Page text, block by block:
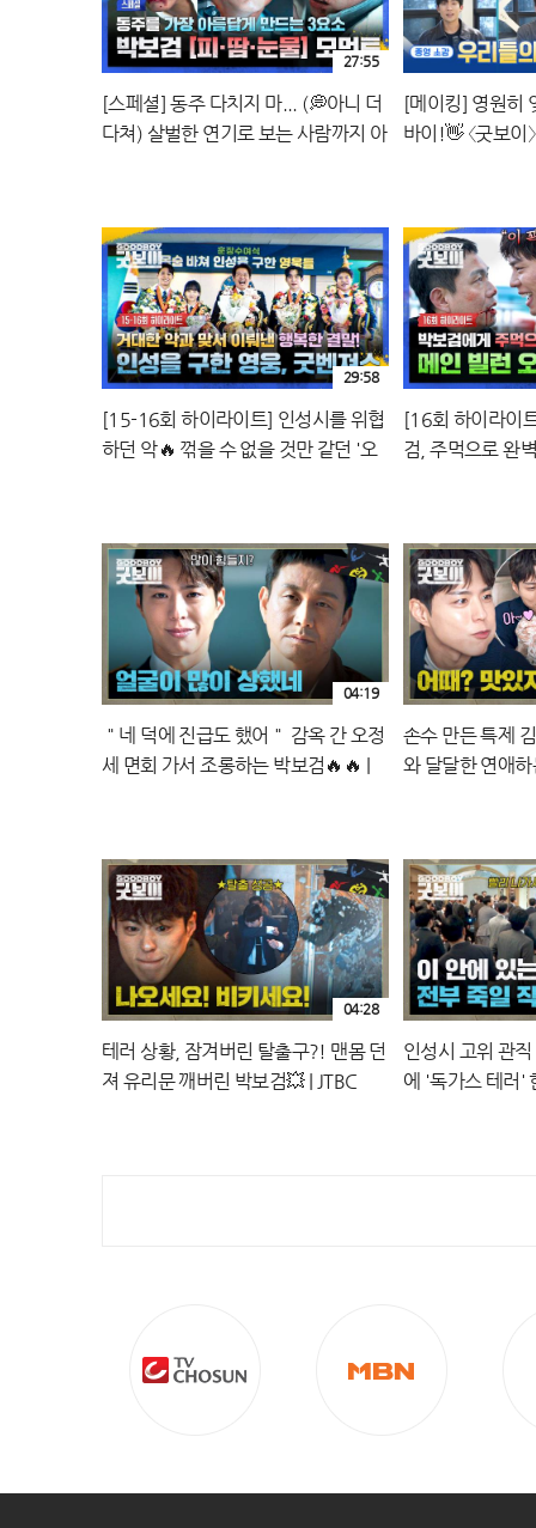
[스페셜] 동주 다치지 마... (💭아니 더
다쳐) 살벌한 연기로 보는 사람까지 아
27:55
[메이킹] 영원히
바이!👋 〈굿보이
[15-16회 하이라이트] 인성시를 위협
하던 악🔥 꺾을 수 없을 것만 같던 '오
29:58
[16회 하이라이
검, 주먹으로 완
＂네 덕에 진급도 했어＂ 감옥 간 오정
세 면회 가서 조롱하는 박보검🔥🔥 |
04:19
손수 만든 특제
와 달달한 연애
테러 상황, 잠겨버린 탈출구?! 맨몸 던
져 유리문 깨버린 박보검💥 | JTBC
04:28
인성시 고위 관
에 '독가스 테러'